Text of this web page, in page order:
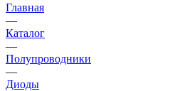
Главная
—
Каталог
—
Полупроводники
—
Диоды